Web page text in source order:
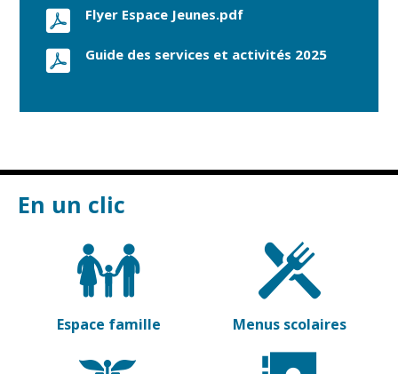
Renouvellement
urbain
Gare de Vierzon
Urbanisme et
logement
Économie et
commerce
Réseau de
Flyer Espace Jeunes.pdf
Guide des services et activités 2025
En un clic
Espace famille Menus scolaires